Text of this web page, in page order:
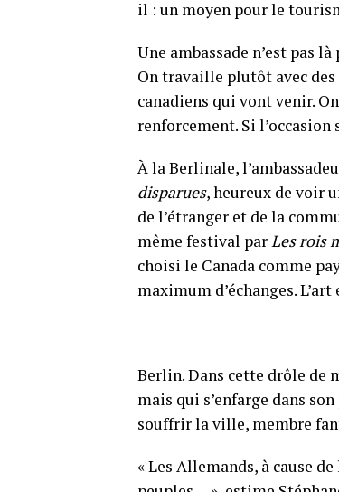
il : un moyen pour le
Une ambassade n’est pas
On travaille plutôt avec
canadiens qui vont venir.
renforcement. Si
À la Berlinale,
disparues, heureux de voir
de l’étranger et de la
même festival parLes rois
choisi le Canada comme
maximum d’échanges.
Berlin. Dans cette drôle de
mais qui s’enfarge dans
souffrir la ville, membre
« Les Allemands, à cause